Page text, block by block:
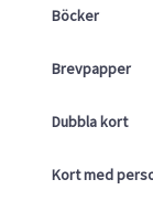
Böcker
Brevpapper
Dubbla kort
Kort med